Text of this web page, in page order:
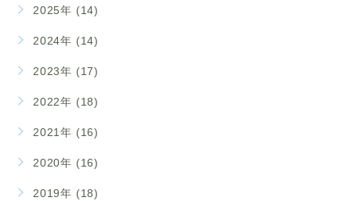
2025年 (14)
2024年 (14)
2023年 (17)
2022年 (18)
2021年 (16)
2020年 (16)
2019年 (18)